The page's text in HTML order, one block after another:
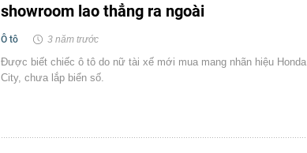
showroom lao thẳng ra ngoài
Ô tô 3 năm trước
Được biết chiếc ô tô do nữ tài xế mới mua mang nhãn hiệu Honda
City, chưa lắp biển số.